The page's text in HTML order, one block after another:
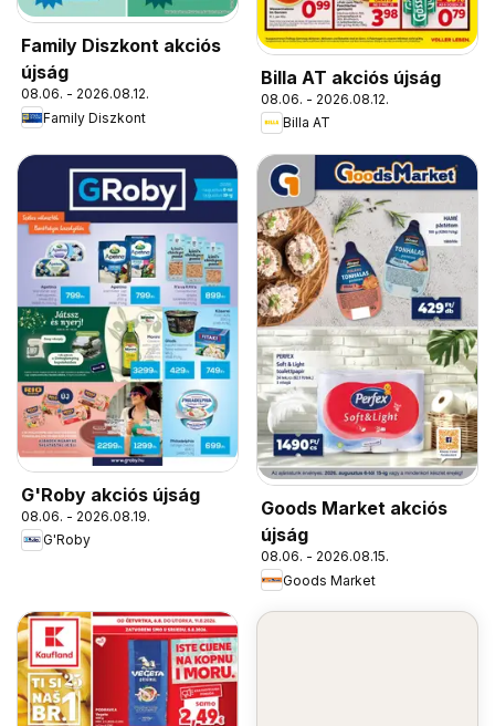
Family Diszkont akciós
újság
08.06. - 2026.08.12.
Family Diszkont
Billa AT akciós újság
08.06. - 2026.08.12.
Billa AT
G'Roby akciós újság
08.06. - 2026.08.19.
G'Roby
Goods Market akciós
újság
08.06. - 2026.08.15.
Goods Market